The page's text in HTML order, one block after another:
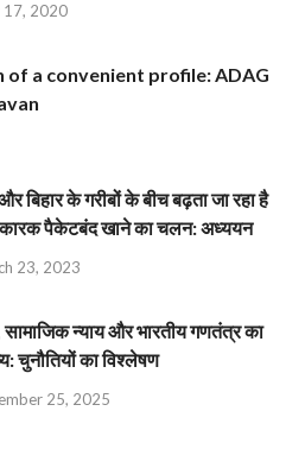
17, 2020
a convenient profile: ADAG
बिहार के गरीबों के बीच बढ़ता जा रहा है
पैकेटबंद खाने का चलन: अध्ययन
23, 2023
सामाजिक न्याय और भारतीय गणतंत्र का
चुनौतियों का विश्लेषण
25, 2025